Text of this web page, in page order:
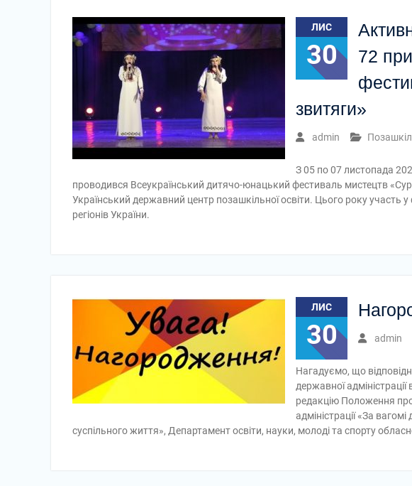
ЛИС
30
72
звитяги»
admin
З 05 по 07 листопада
проводився Всеукраїнський дитячо-юнацький фестиваль мистецтв
Український державний центр позашкільної освіти. Цього року участь у
регіонів України.
ЛИС
30 admin
Нагадуємо, що
державної
редакцію Положення
адміністрації «За
суспільного життя», Департамент освіти, науки, молоді та спорту